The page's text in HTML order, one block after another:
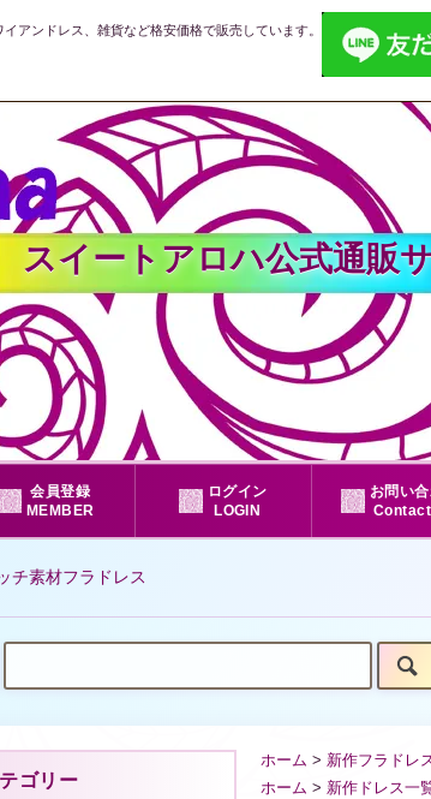
アンドレス、雑貨など格安価格で販売しています。
スイートアロハ公式通販
会員登録
MEMBER
ログイン
LOGIN
お問い
チ素材フラドレス
ホーム > 新作フラドレ
ホーム > 新作ドレス一
ゴリー